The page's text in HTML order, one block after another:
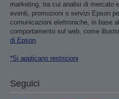
marketing, tra cui analisi di mercato
eventi, promozioni o servizi Epson
comunicazioni elettroniche, in base
comportamento sul web, come
di Epson.
*Si applicano restrizioni
Seguici